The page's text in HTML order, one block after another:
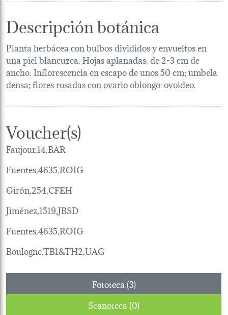
Descripción botánica
Planta herbácea con bulbos divididos y envueltos en
una piel blancuzca. Hojas aplanadas, de 2-3 cm de
ancho. Inflorescencia en escapo de unos 50 cm; umbela
densa; flores rosadas con ovario oblongo-ovoideo.
Voucher(s)
Faujour,14,BAR
Fuentes,4635,ROIG
Girón,254,CFEH
Jiménez,1519,JBSD
Fuentes,4635,ROIG
Boulogne,TB1&TH2,UAG
Fototeca (3)
Scanoteca (0)